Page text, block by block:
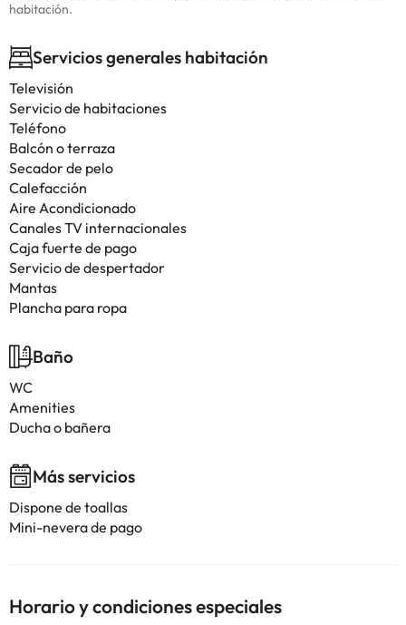
habitación.
Servicios generales habitación
Televisión
Servicio de habitaciones
Teléfono
Balcón o terraza
Secador de pelo
Calefacción
Aire Acondicionado
Canales TV internacionales
Caja fuerte de pago
Servicio de despertador
Mantas
Plancha para ropa
Baño
WC
Amenities
Ducha o bañera
Más servicios
Dispone de toallas
Mini-nevera de pago
Horario y condiciones especiales